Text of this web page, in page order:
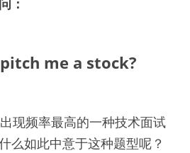
：
me a stock?
现频率最高的一种技术面试
么如此中意于这种题型呢？